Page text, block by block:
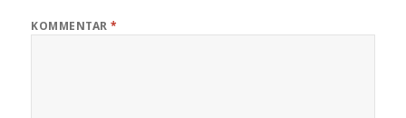
KOMMENTAR*